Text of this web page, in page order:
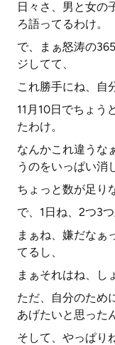
日々さ、男と女の
ろ語ってるわけ。
で、まぁ怒涛の
ジしてて、
これ勝手にね、自
11月10日でちょう
たわけ。
なんかこれ違うな
うのをいっぱい消
ちょっと数が足り
で、1日ね、2つ3
まぁね、嫌だなぁ
てるし、
まぁそれはね、し
ただ、自分のため
あげたいと思った
そして、やっぱり